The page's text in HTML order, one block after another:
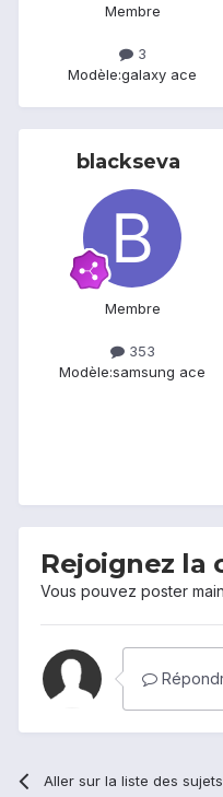
Membre
3
Modèle:galaxy ace
blackseva
Membre
353
Modèle:samsung ace
Rejoignez la
Vous pouvez poster
Aller sur la liste des sujets